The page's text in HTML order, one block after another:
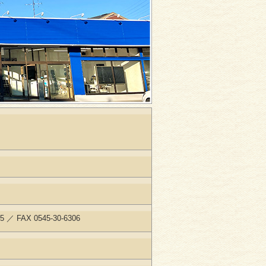
／ FAX 0545-30-6306